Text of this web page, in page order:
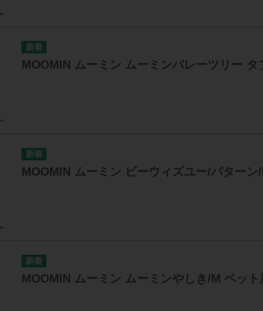
MOOMIN ムーミン ムーミンバレーツリー
MOOMIN ムーミン ビーウィズユー/パターン
MOOMIN ムーミン ムーミンやしき/M ペット